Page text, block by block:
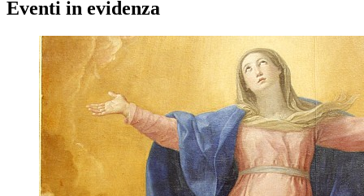
Eventi in evidenza